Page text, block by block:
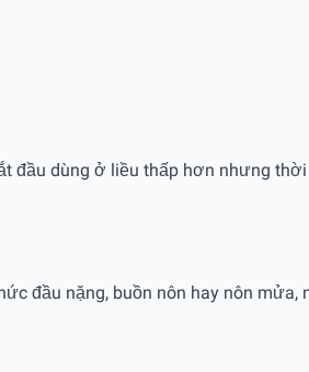
đầu dùng ở liều thấp hơn nhưng
đầu nặng, buồn nôn hay nôn